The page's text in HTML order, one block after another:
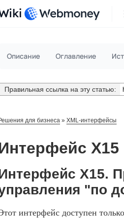
Описание Оглавление
Правильная ссылка на эту статью:
для бизнеса » XML-интерфейсы
X15
X15.
"по
интерфейс доступен